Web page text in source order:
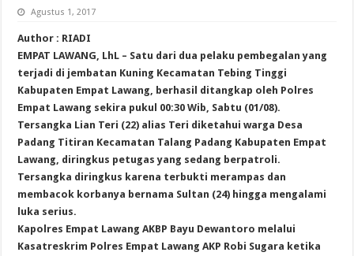
Agustus 1, 2017
Author : RIADI
EMPAT LAWANG, LhL – Satu dari dua pelaku pembegalan yang
terjadi di jembatan Kuning Kecamatan Tebing Tinggi
Kabupaten Empat Lawang, berhasil ditangkap oleh Polres
Empat Lawang sekira pukul 00:30 Wib, Sabtu (01/08).
Tersangka Lian Teri (22) alias Teri diketahui warga Desa
Padang Titiran Kecamatan Talang Padang Kabupaten Empat
Lawang, diringkus petugas yang sedang berpatroli.
Tersangka diringkus karena terbukti merampas dan
membacok korbanya bernama Sultan (24) hingga mengalami
luka serius.
Kapolres Empat Lawang AKBP Bayu Dewantoro melalui
Kasatreskrim Polres Empat Lawang AKP Robi Sugara ketika